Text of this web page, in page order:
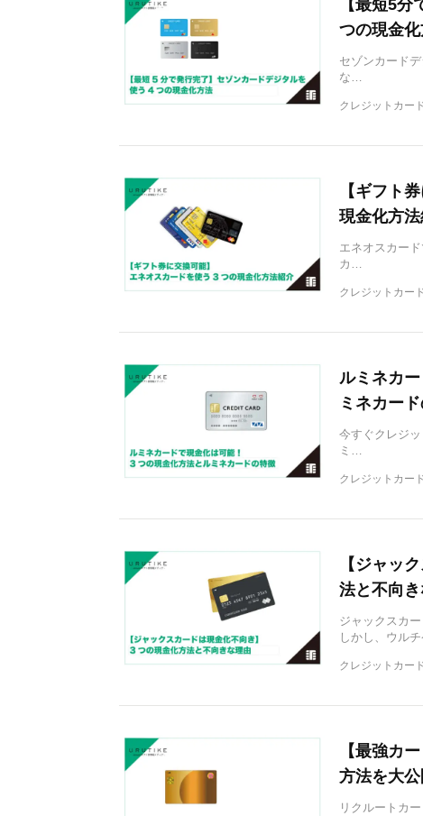
【最短5
つの現金
セゾンカード
な…
クレジットカー
【ギフト
現金化方
エネオスカー
カ…
クレジットカー
ルミネカ
ミネカー
今すぐクレジ
ミ…
クレジットカー
【ジャッ
法と不向
ジャックスカ
しかし、ウル
クレジットカー
【最強カ
方法を大公
リクルートカ